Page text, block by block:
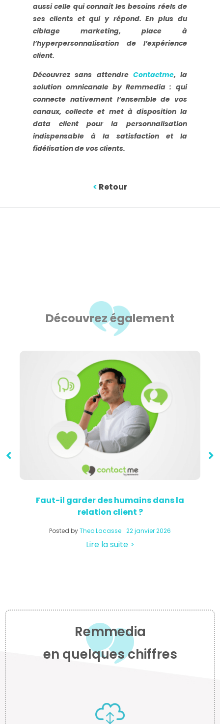
aussi celle qui connait les besoins réels de
ses clients et qui y répond. En plus du
ciblage marketing, place à
l’hyperpersonnalisation de l’expérience
client.
Découvrez sans attendre Contactme, la
solution omnicanale by Remmedia : qui
connecte nativement l’ensemble de vos
canaux, collecte et met à disposition la
data client pour la personnalisation
indispensable à la satisfaction et la
fidélisation de vos clients.
< Retour
Découvrez également
Faut-il garder des humains dans la
relation client ?
Posted byTheo Lacasse 22 janvier 2026
Lire la suite >
Remmedia
en quelques chiffres